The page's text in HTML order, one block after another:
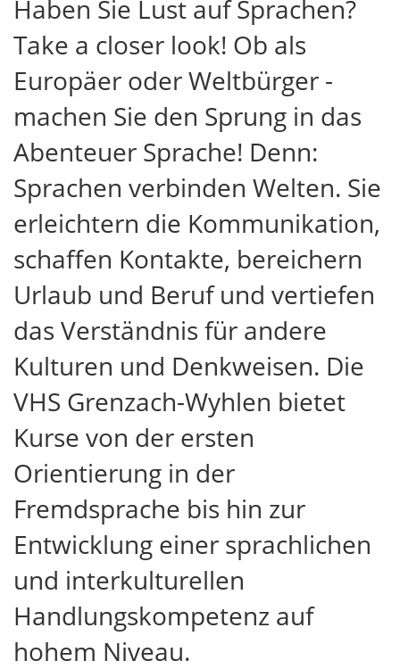
Haben Sie Lust auf Sprachen?
Take a closer look! Ob als
Europäer oder Weltbürger -
machen Sie den Sprung in das
Abenteuer Sprache! Denn:
Sprachen verbinden Welten. Sie
erleichtern die Kommunikation,
schaffen Kontakte, bereichern
Urlaub und Beruf und vertiefen
das Verständnis für andere
Kulturen und Denkweisen. Die
VHS Grenzach-Wyhlen bietet
Kurse von der ersten
Orientierung in der
Fremdsprache bis hin zur
Entwicklung einer sprachlichen
und interkulturellen
Handlungskompetenz auf
hohem Niveau.